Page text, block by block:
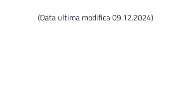
(Data ultima modifica 09.12.2024)